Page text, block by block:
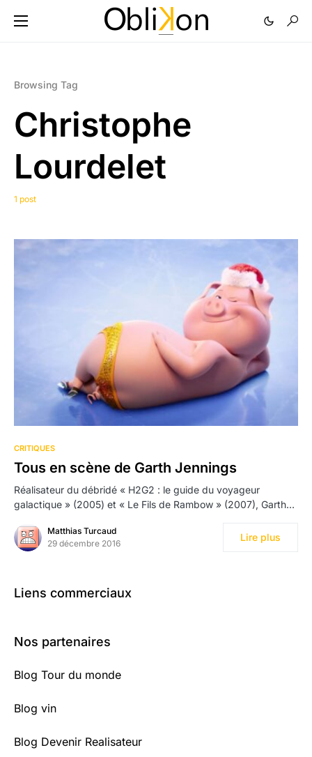
Browsing Tag
Christophe
Lourdelet
1 post
CRITIQUES
Tous en scène de Garth Jennings
Réalisateur du débridé « H2G2 : le guide du voyageur
galactique » (2005) et « Le Fils de Rambow » (2007), Garth…
Matthias Turcaud
29 décembre 2016
Lire plus
Liens commerciaux
Nos partenaires
Blog Tour du monde
Blog vin
Blog Devenir Realisateur